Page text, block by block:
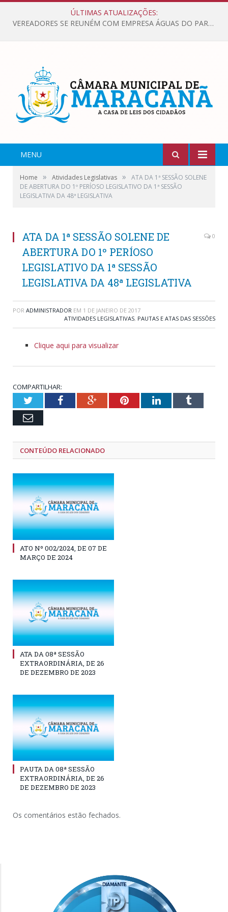
ÚLTIMAS ATUALIZAÇÕES:
VEREADORES SE REUNÉM COM EMPRESA ÁGUAS DO PARÁ, PARA APRESENTAR REIVINDICAÇÕES E MELHORIAS NA QUALIDADE DOS SERVIÇOS OFERECIDOS Á POPULAÇÃO.
MENU
Home » Atividades Legislativas »
ATA DA 1ª SESSÃO SOLENE
DE ABERTURA DO 1º PERÍOSO LEGISLATIVO DA 1ª SESSÃO
LEGISLATIVA DA 48ª LEGISLATIVA
ATA DA 1ª SESSÃO SOLENE DE
ABERTURA DO 1º PERÍOSO
LEGISLATIVO DA 1ª SESSÃO
LEGISLATIVA DA 48ª LEGISLATIVA
0
POR ADMINISTRADOR EM 1 DE JANEIRO DE 2017
ATIVIDADES LEGISLATIVAS, PAUTAS E ATAS DAS SESSÕES
Clique aqui para visualizar
COMPARTILHAR:
TwitterFacebookGoogle+PinterestLinkedInTumblr
Email
CONTEÚDO RELACIONADO
ATO Nº 002/2024, DE 07 DE
MARÇO DE 2024
ATA DA 08ª SESSÃO
EXTRAORDINÁRIA, DE 26
DE DEZEMBRO DE 2023
PAUTA DA 08ª SESSÃO
EXTRAORDINÁRIA, DE 26
DE DEZEMBRO DE 2023
Os comentários estão fechados.